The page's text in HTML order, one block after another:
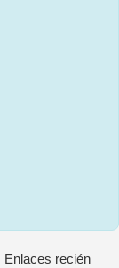
Enlaces recién